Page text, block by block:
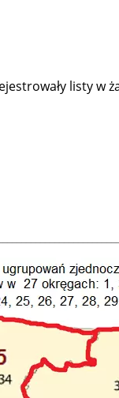
listy w